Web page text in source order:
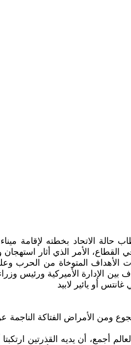
حالة الاتحاد بخطته
في القطاع، الأمر الذي أثار
الأهداف المتوخاة من الحرب
الإدارة الأميركية ورئيس
أو يائير لابيد
ومن الأمراض الفتاكة
أجمع، أن يديه القذرتين